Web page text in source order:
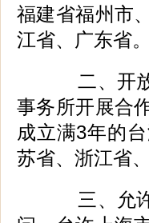
福建省福州市
江省、广东省。
二、开放
事务所开展合
成立满3年的
苏省、浙江省
三、允许